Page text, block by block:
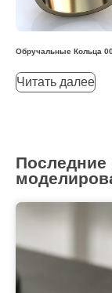
Обручальные Кольца
Читать далее
Последние